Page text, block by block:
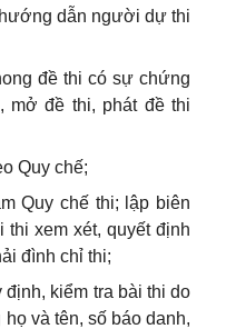
dẫn người dự thi
đề thi có sự chứng
mở đề thi, phát đề thi
Quy chế;
Quy chế thi; lập biên
xem xét, quyết định
đình chỉ thi;
kiểm tra bài thi do
và tên, số báo danh,